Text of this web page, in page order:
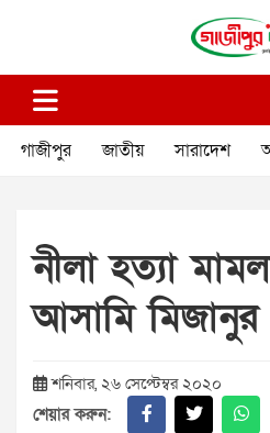
গাজীপুর কণ্ঠ
গাজীপুর জাতীয় সারাদেশ
নীলা হত্যা
আসামি মিজানুর
শনিবার, ২৬ সেপ্টেম্বর ২০২০
শেয়ার করুন: